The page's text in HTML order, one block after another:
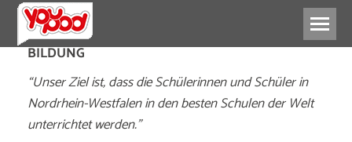
BILDUNG
“Unser Ziel ist, dass die Schülerinnen und Schüler in
Nordrhein-Westfalen in den besten Schulen der Welt
unterrichtet werden.”